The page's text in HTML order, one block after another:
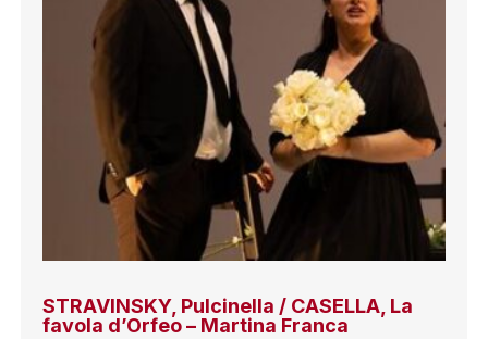
STRAVINSKY, Pulcinella / CASELLA, La
favola d’Orfeo – Martina Franca